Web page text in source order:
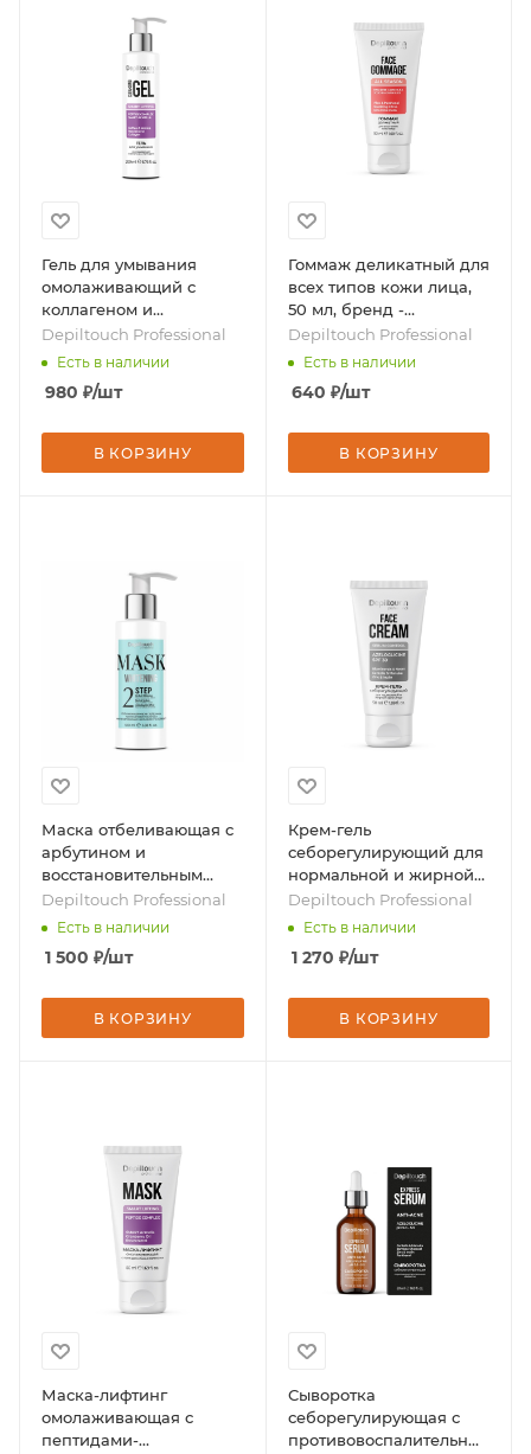
Гель для умывания
омолаживающий с
коллагеном и
пептидами, 200 мл,
бренд - Depiltouch
Depiltouch Professional
Есть в наличии
980 ₽/шт
В КОРЗИНУ
Гоммаж деликатный для
всех типов кожи лица,
50 мл, бренд -
Depiltouch Professional
Depiltouch Professional
Есть в наличии
640 ₽/шт
В КОРЗИНУ
Маска отбеливающая с
арбутином и
восстановительным
комплексом, 100 мл,
бренд - Depiltouch
Depiltouch Professional
Есть в наличии
1 500 ₽/шт
В КОРЗИНУ
Крем-гель
себорегулирующий для
нормальной и жирной
кожи лица, 50 мл, бренд
- Depiltouch Professional
Depiltouch Professional
Есть в наличии
1 270 ₽/шт
В КОРЗИНУ
Маска-лифтинг
омолаживающая с
пептидами-
Сыворотка
себорегулирующая с
противовоспалительным